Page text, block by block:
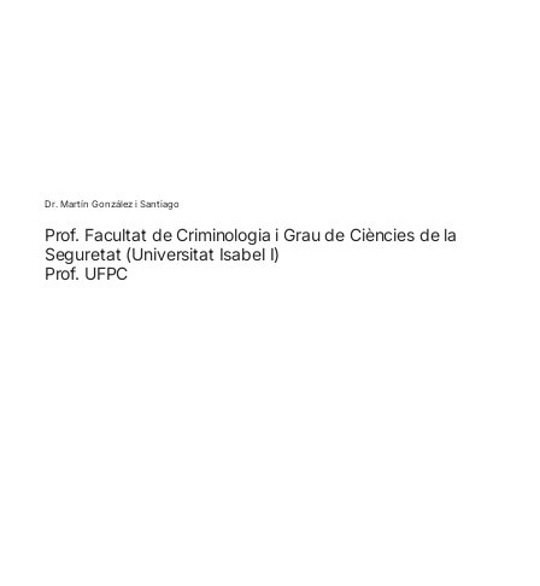
Dr. Martín González i Santiago
Prof. Facultat de Criminologia i Grau de Ciències de la
Seguretat (Universitat Isabel I)
Prof. UFPC